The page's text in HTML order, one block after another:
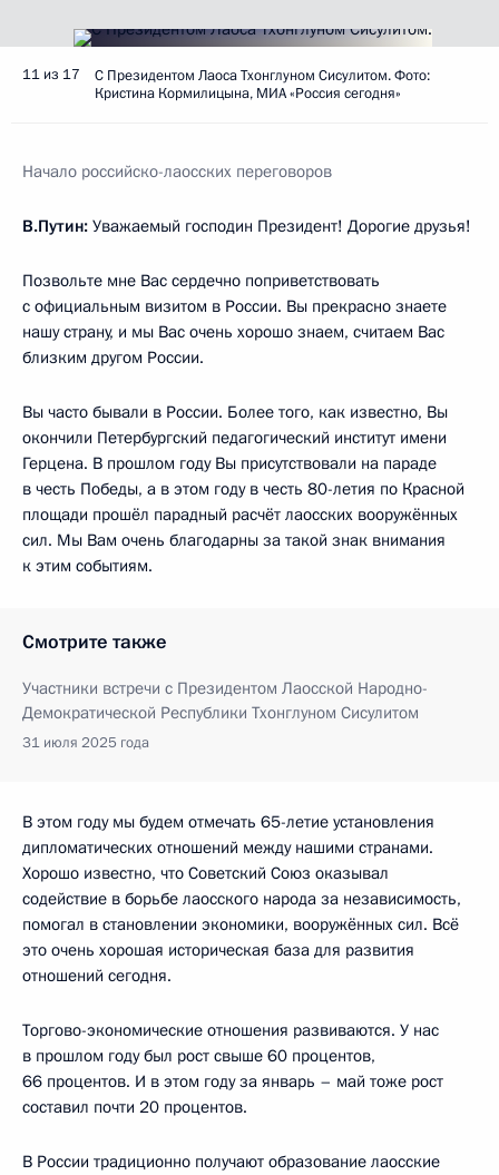
11 из 17
С Президентом Лаоса Тхонглуном Сисулитом. Фото:
Кристина Кормилицына, МИА «Россия сегодня»
Начало российско-лаосских переговоров
В.Путин: Уважаемый господин Президент! Дорогие друзья!
Позвольте мне Вас сердечно поприветствовать
с официальным визитом в России. Вы прекрасно знаете
нашу страну, и мы Вас очень хорошо знаем, считаем Вас
близким другом России.
Вы часто бывали в России. Более того, как известно, Вы
окончили Петербургский педагогический институт имени
Герцена. В прошлом году Вы присутствовали на параде
в честь Победы, а в этом году в честь 80-летия по Красной
площади прошёл парадный расчёт лаосских вооружённых
сил. Мы Вам очень благодарны за такой знак внимания
к этим событиям.
Смотрите также
Участники встречи с Президентом Лаосской Народно-
Демократической Республики Тхонглуном Сисулитом
31 июля 2025 года
В этом году мы будем отмечать 65-летие установления
дипломатических отношений между нашими странами.
Хорошо известно, что Советский Союз оказывал
содействие в борьбе лаосского народа за независимость,
помогал в становлении экономики, вооружённых сил. Всё
это очень хорошая историческая база для развития
отношений сегодня.
Торгово-экономические отношения развиваются. У нас
в прошлом году был рост свыше 60 процентов,
66 процентов. И в этом году за январь – май тоже рост
составил почти 20 процентов.
В России традиционно получают образование лаосские